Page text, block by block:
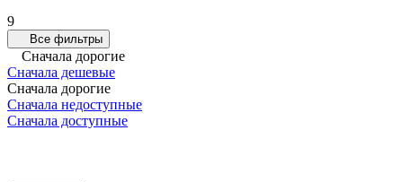
9
Все фильтры
Сначала дорогие
Сначала дешевые
Сначала дорогие
Сначала недоступные
Сначала доступные